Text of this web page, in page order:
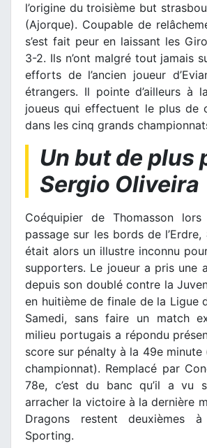
l’origine du troisième but
(Ajorque). Coupable de
s’est fait peur en laissant les
3-2. Ils n’ont malgré tout jamais
efforts de l’ancien joueur
étrangers. Il pointe d’ailleurs à
joueus qui effectuent le plus de
dans les cinq grands
Un but de plus
Sergio Oliveira
Coéquipier de Thomasson
passage sur les bords de l’Erdre,
était alors un illustre inconnu
supporters. Le joueur a pris une
depuis son doublé contre la
en huitième de finale de la Ligue
Samedi, sans faire un match
milieu portugais a répondu
score sur pénalty à la 49e minute
championnat). Remplacé par
78e, c’est du banc qu’il a vu
arracher la victoire à la dernière
Dragons restent deuxièmes
Sporting.